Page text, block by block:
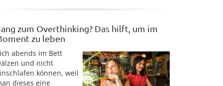
zum Overthinking? Das hilft, um im
zu leben
abends im Bett
und nicht
können, weil
dieses eine